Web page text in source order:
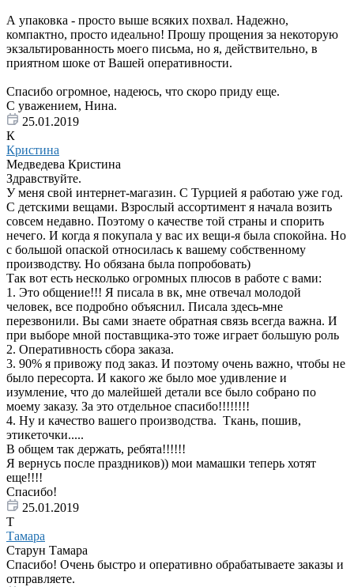
А упаковка - просто выше всяких похвал. Надежно,
компактно, просто идеально! Прошу прощения за некоторую
экзальтированность моего письма, но я, действительно, в
приятном шоке от Вашей оперативности.
Спасибо огромное, надеюсь, что скоро приду еще.
С уважением, Нина.
25.01.2019
К
Кристина
Медведева Кристина
Здравствуйте.
У меня свой интернет-магазин. С Турцией я работаю уже год.
С детскими вещами. Взрослый ассортимент я начала возить
совсем недавно. Поэтому о качестве той страны и спорить
нечего. И когда я покупала у вас их вещи-я была спокойна. Но
с большой опаской относилась к вашему собственному
производству. Но обязана была попробовать)
Так вот есть несколько огромных плюсов в работе с вами:
1. Это общение!!! Я писала в вк, мне отвечал молодой
человек, все подробно объяснил. Писала здесь-мне
перезвонили. Вы сами знаете обратная связь всегда важна. И
при выборе мной поставщика-это тоже играет большую роль
2. Оперативность сбора заказа.
3. 90% я привожу под заказ. И поэтому очень важно, чтобы не
было пересорта. И какого же было мое удивление и
изумление, что до малейшей детали все было собрано по
моему заказу. За это отдельное спасибо!!!!!!!!
4. Ну и качество вашего производства. Ткань, пошив,
этикеточки.....
В общем так держать, ребята!!!!!!
Я вернусь после праздников)) мои мамашки теперь хотят
еще!!!!
Спасибо!
25.01.2019
Т
Тамара
Старун Тамара
Спасибо! Очень быстро и оперативно обрабатываете заказы и
отправляете.